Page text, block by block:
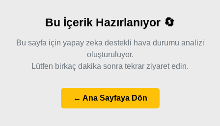
Bu İçerik Hazırlanıyor 🔄
Bu sayfa için yapay zeka destekli hava durumu analizi
oluşturuluyor.
Lütfen birkaç dakika sonra tekrar ziyaret edin.
← Ana Sayfaya Dön